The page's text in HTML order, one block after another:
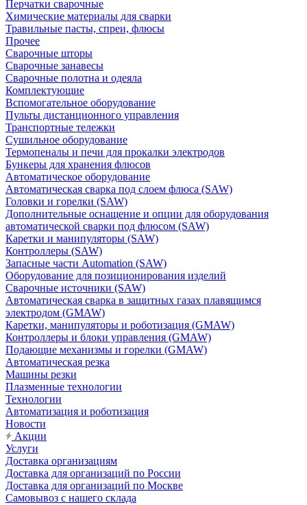
Перчатки сварочные
Химические материалы для сварки
Травильные пасты, спреи, флюсы
Прочее
Сварочные шторы
Сварочные занавесы
Сварочные полотна и одеяла
Комплектующие
Вспомогательное оборудование
Пульты дистанционного управления
Транспортные тележки
Сушильное оборудование
Термопеналы и печи для прокалки электродов
Бункеры для хранения флюсов
Автоматическое оборудование
Автоматическая сварка под слоем флюса (SAW)
Головки и горелки (SAW)
Дополнительные оснащение и опции для оборудования
автоматической сварки под флюсом (SAW)
Каретки и манипуляторы (SAW)
Контроллеры (SAW)
Запасные части Automation (SAW)
Оборудование для позиционирования изделий
Сварочные источники (SAW)
Автоматическая сварка в защитных газах плавящимся
электродом (GMAW)
Каретки, манипуляторы и роботизация (GMAW)
Контроллеры и блоки управления (GMAW)
Подающие механизмы и горелки (GMAW)
Автоматическая резка
Машины резки
Плазменные технологии
Технологии
Автоматизация и роботизация
Новости
Акции
Услуги
Доставка организациям
Доставка для организаций по России
Доставка для организаций по Москве
Самовывоз с нашего склада